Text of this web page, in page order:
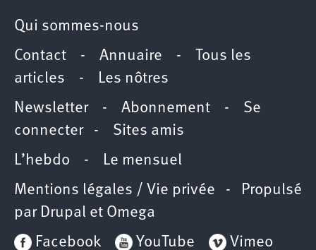
Qui sommes-nous
Contact - Annuaire -
Tous les
articles - Les nôtres
Newsletter- Abonnement - Se
connecter- Sites amis
L’hebdo - Le mensuel
Mentions légales / Vie privée - Propulsé
par Drupal et Omega
Facebook
YouTube Vimeo